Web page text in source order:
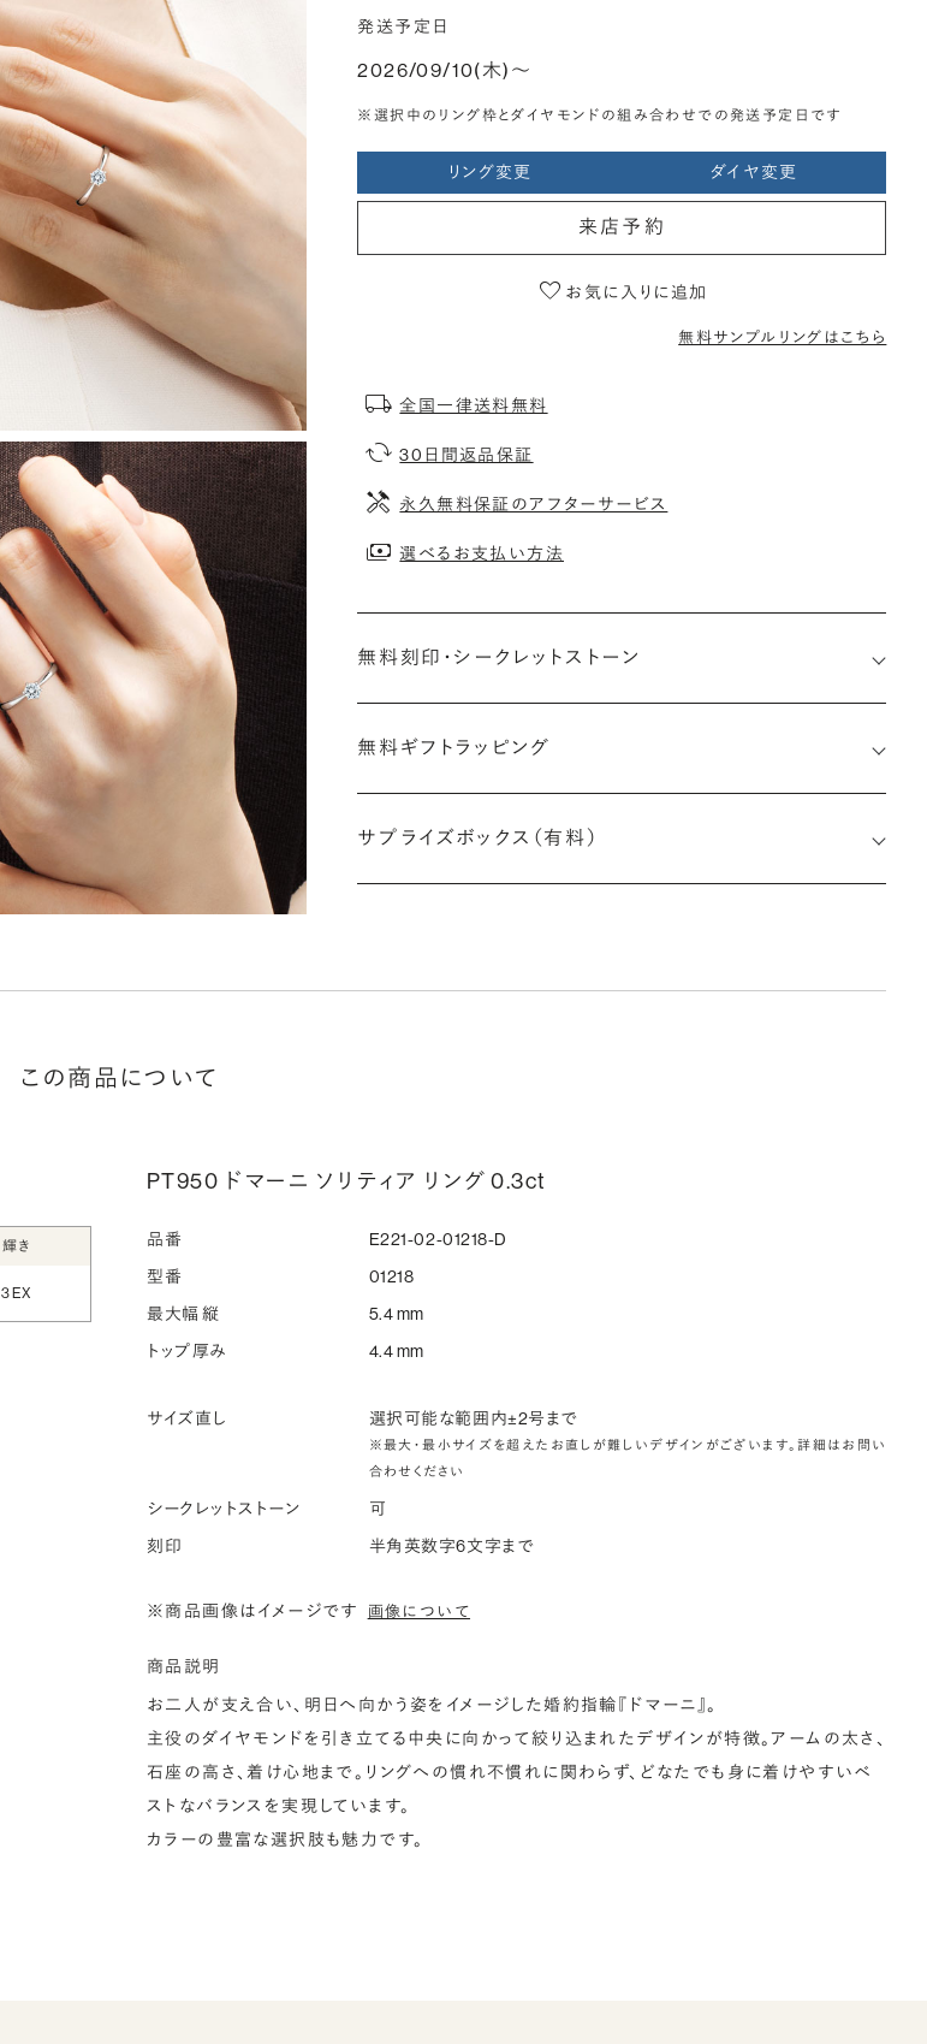
発送予定日
2026/09/10(木)〜
※選択中のリング枠とダイヤモンドの組み合わせでの発送予定日です
リング変更 ダイヤ変更
来店予約
お気に入りに追加
無料サンプルリングはこちら
全国一律送料無料
30日間返品保証
永久無料保証のアフターサービス
選べるお支払い方法
無料刻印・ シークレットストーン
刻印メッセージ：アルファベット6文字まで刻印可能
ことができます。注文前だけでなく購入後の刻印も、リングに初めて
詳しく見る
選んでセッティングすることができます。ショッピングカート画面で、
詳しく見る
無料ギフトラッピング
サプライズボックス（有料）
この商品について
輝き
3EX
PT950 ドマーニ ソリティア リング 0.3ct
品番
E221-02-01218-D
型番
01218
最大幅 縦
5.4 mm
トップ厚み
4.4 mm
サイズ直し 選択可能な範囲内±2号まで
※最大・最小サイズを超えたお直しが難しいデザインがございます。詳細はお問い
合わせください
シークレットストーン
可
刻印
半角英数字6文字まで
※商品画像はイメージです 画像について
商品説明
お二人が支え合い、明日へ向かう姿をイメージした婚約指輪『ドマーニ』。
主役のダイヤモンドを引き立てる中央に向かって絞り込まれたデザインが特徴。アームの太さ、
石座の高さ、着け心地まで。リングへの慣れ不慣れに関わらず、どなたでも身に着けやすいベ
ストなバランスを実現しています。
カラーの豊富な選択肢も魅力です。